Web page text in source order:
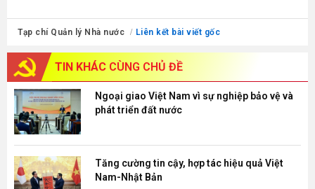
Tạp chí Quản lý Nhà nước Liên kết bài viết gốc
TIN KHÁC CÙNG CHỦ ĐỀ
Ngoại giao Việt Nam vì sự nghiệp bảo vệ và
phát triển đất nước
Tăng cường tin cậy, hợp tác hiệu quả Việt
Nam-Nhật Bản